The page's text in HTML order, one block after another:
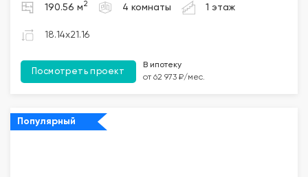
190.56 м 2 4 комнаты 1 этаж
18.14x21.16
Посмотреть проект
В ипотеку
от 62 973 ₽/мес.
Популярный